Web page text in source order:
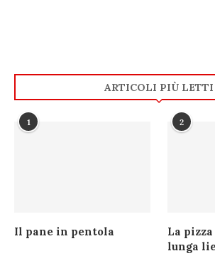
ARTICOLI PIÙ LETTI
1
Il pane in pentola
2
La
lunga